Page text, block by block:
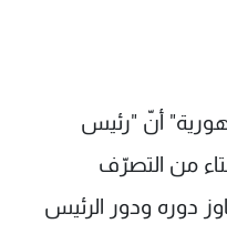
أنّ "رئيس
من التصرّف
دوره ودور الرئيس